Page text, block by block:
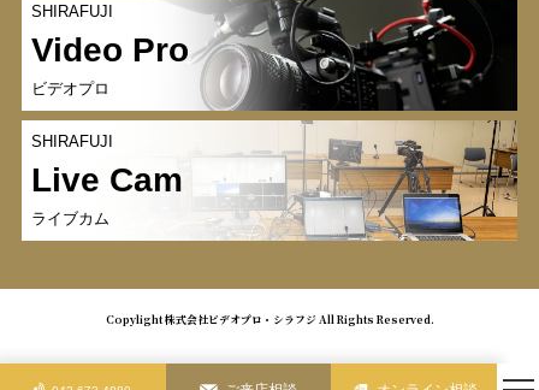
SHIRAFUJI
Video Pro
ビデオプロ
SHIRAFUJI
Live Cam
ライブカム
Copylight 株式会社ビデオプロ・シラフジ All Rights Reserved.